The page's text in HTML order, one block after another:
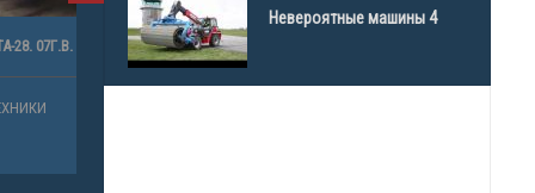
Невероятные машины 4